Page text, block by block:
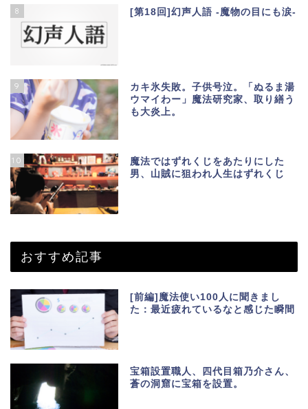
8 [第18回]幻声人語 -魔物の目にも涙-
9
カキ氷失敗。子供号泣。「ぬるま湯
ウマイわー」魔法研究家、取り繕う
も大炎上。
10
魔法ではずれくじをあたりにした
男、山賊に狙われ人生はずれくじ
おすすめ記事
[前編]魔法使い100人に聞きまし
た：最近疲れているなと感じた瞬間
宝箱設置職人、四代目箱乃介さん、
蒼の洞窟に宝箱を設置。